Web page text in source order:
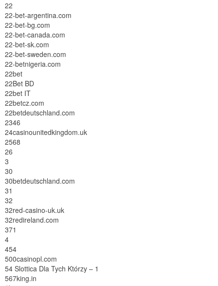
22
22-bet-argentina.com
22-bet-bg.com
22-bet-canada.com
22-bet-sk.com
22-bet-sweden.com
22-betnigeria.com
22bet
22Bet BD
22bet IT
22betcz.com
22betdeutschland.com
2346
24casinounitedkingdom.uk
2568
26
3
30
30betdeutschland.com
31
32
32red-casino-uk.uk
32redireland.com
371
4
454
500casinopl.com
54 Slottica Dla Tych Którzy – 1
567king.in